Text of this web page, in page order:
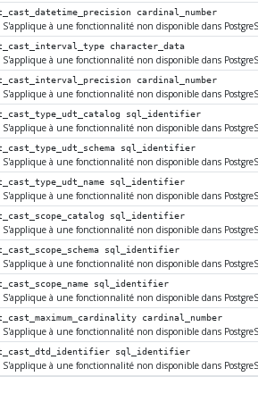
cardinal_number
S'applique à une fonctionnalité non disponible dans
character_data
S'applique à une fonctionnalité non disponible dans
cardinal_number
S'applique à une fonctionnalité non disponible dans
sql_identifier
S'applique à une fonctionnalité non disponible dans
sql_identifier
S'applique à une fonctionnalité non disponible dans
sql_identifier
S'applique à une fonctionnalité non disponible dans
sql_identifier
S'applique à une fonctionnalité non disponible dans
sql_identifier
S'applique à une fonctionnalité non disponible dans
sql_identifier
S'applique à une fonctionnalité non disponible dans
cardinal_number
S'applique à une fonctionnalité non disponible dans
sql_identifier
S'applique à une fonctionnalité non disponible dans